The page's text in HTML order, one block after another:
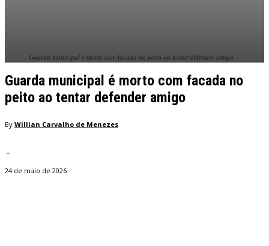
Guarda municipal é morto com facada no peito ao tentar defender amigo
Guarda municipal é morto com facada no
peito ao tentar defender amigo
By Willian Carvalho de Menezes
-
24 de maio de 2026